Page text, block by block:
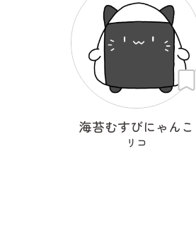
海苔むすびにゃんこ
リコ